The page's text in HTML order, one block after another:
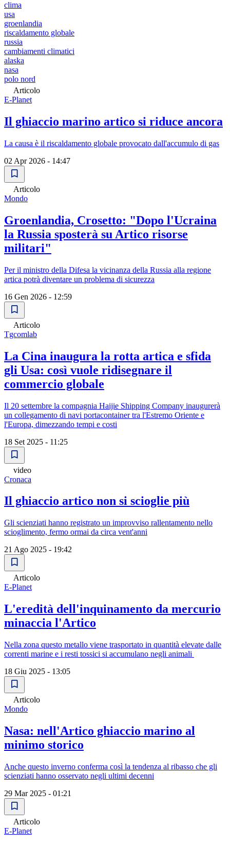
clima
usa
groenlandia
riscaldamento globale
russia
cambiamenti climatici
alaska
nasa
polo nord
Articolo
E-Planet
Il ghiaccio marino artico si riduce ancora
La causa è il riscaldamento globale provocato dall'accumulo di gas
02 Apr 2026 - 14:47
Articolo
Mondo
Groenlandia, Crosetto: "Dopo l'Ucraina
la Russia sposterà su Artico risorse
militari"
Per il ministro della Difesa la vicinanza della Russia alla regione
artica potrà diventare un problema di sicurezza
16 Gen 2026 - 12:59
Articolo
Tgcomlab
La Cina inaugura la rotta artica e sfida
gli Usa: così vuole ridisegnare il
commercio globale
Il 20 settembre la compagnia Haijie Shipping Company inaugurerà
un collegamento di navi portacontainer tra l'Estremo Oriente e
l'Europa, dimezzando tempi e costi
18 Set 2025 - 11:25
video
Cronaca
Il ghiaccio artico non si scioglie più
Gli scienziati hanno registrato un improvviso rallentamento nello
scioglimento, fermo ormai da circa vent'anni
21 Ago 2025 - 19:42
Articolo
E-Planet
L'eredità dell'inquinamento da mercurio
minaccia l'Artico
Nella zona questo metallo viene trasportato in quantità elevate dalle
correnti marine e i resti tossici si accumulano negli animali
18 Giu 2025 - 13:05
Articolo
Mondo
Nasa: nell'Artico ghiaccio marino al
minimo storico
Anche questo inverno conferma così la tendenza al ribasso che gli
scienziati hanno osservato negli ultimi decenni
29 Mar 2025 - 01:21
Articolo
E-Planet